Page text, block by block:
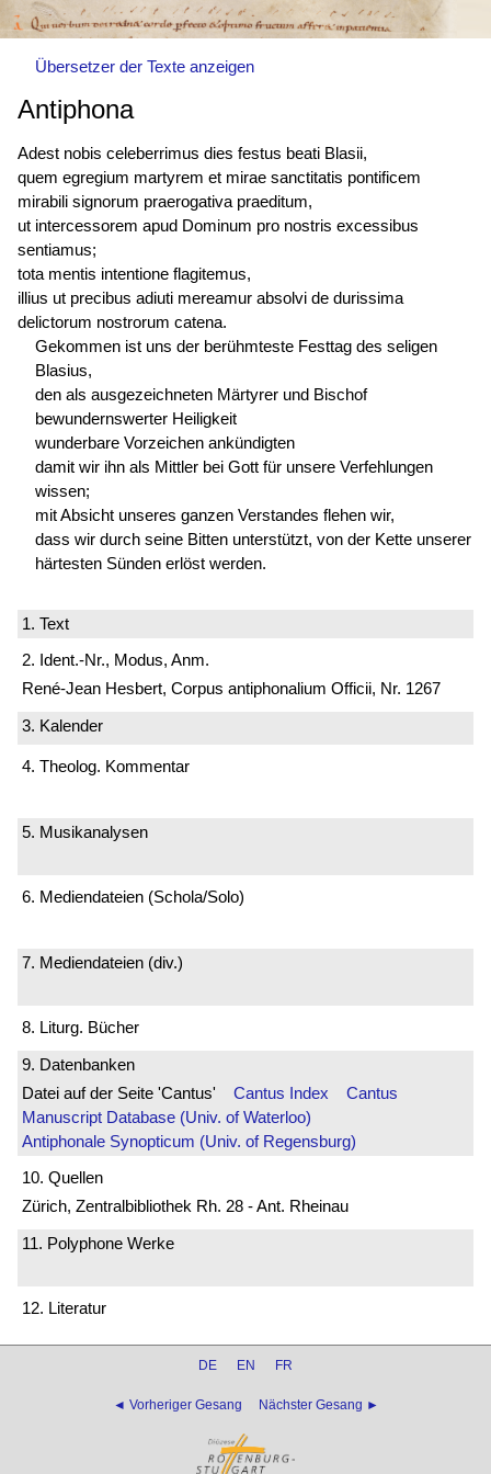
Übersetzer der Texte anzeigen
Antiphona
Adest nobis celeberrimus dies festus beati Blasii,
quem egregium martyrem et mirae sanctitatis pontificem
mirabili signorum praerogativa praeditum,
ut intercessorem apud Dominum pro nostris excessibus
sentiamus;
tota mentis intentione flagitemus,
illius ut precibus adiuti mereamur absolvi de durissima
delictorum nostrorum catena.
Gekommen ist uns der berühmteste Festtag des seligen
Blasius,
den als ausgezeichneten Märtyrer und Bischof
bewundernswerter Heiligkeit
wunderbare Vorzeichen ankündigten
damit wir ihn als Mittler bei Gott für unsere Verfehlungen
wissen;
mit Absicht unseres ganzen Verstandes flehen wir,
dass wir durch seine Bitten unterstützt, von der Kette unserer
härtesten Sünden erlöst werden.
1. Text
2. Ident.-Nr., Modus, Anm.
René-Jean Hesbert, Corpus antiphonalium Officii, Nr. 1267
3. Kalender
4. Theolog. Kommentar
5. Musikanalysen
6. Mediendateien (Schola/Solo)
7. Mediendateien (div.)
8. Liturg. Bücher
9. Datenbanken
Datei auf der Seite 'Cantus' Cantus Index
Cantus
Manuscript Database (Univ. of Waterloo)
Antiphonale Synopticum (Univ. of Regensburg)
10. Quellen
Zürich, Zentralbibliothek Rh. 28 - Ant. Rheinau
11. Polyphone Werke
12. Literatur
DE EN FR
◄ Vorheriger Gesang Nächster Gesang ►